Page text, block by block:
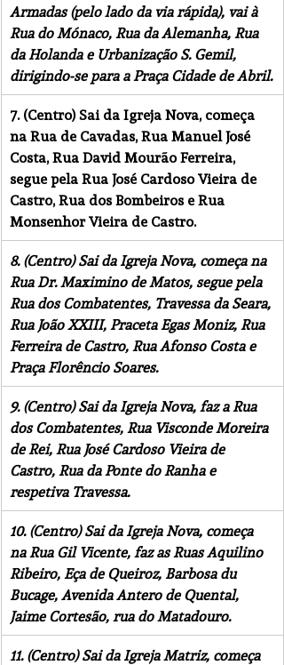
Armadas (pelo lado da via rápida), vai à
Rua do Mónaco, Rua da Alemanha, Rua
da Holanda e Urbanização S. Gemil,
dirigindo-se para a Praça Cidade de Abril.
7. (Centro) Sai da Igreja Nova, começa
na Rua de Cavadas, Rua Manuel José
Costa, Rua David Mourão Ferreira,
segue pela Rua José Cardoso Vieira de
Castro, Rua dos Bombeiros e Rua
Monsenhor Vieira de Castro.
8. (Centro) Sai da Igreja Nova, começa na
Rua Dr. Maximino de Matos, segue pela
Rua dos Combatentes, Travessa da Seara,
Rua João XXIII, Praceta Egas Moniz, Rua
Ferreira de Castro, Rua Afonso Costa e
Praça Florêncio Soares.
9. (Centro) Sai da Igreja Nova, faz a Rua
dos Combatentes, Rua Visconde Moreira
de Rei, Rua José Cardoso Vieira de
Castro, Rua da Ponte do Ranha e
respetiva Travessa.
10. (Centro) Sai da Igreja Nova, começa
na Rua Gil Vicente, faz as Ruas Aquilino
Ribeiro, Eça de Queiroz, Barbosa du
Bucage, Avenida Antero de Quental,
Jaime Cortesão, rua do Matadouro.
11. (Centro) Sai da Igreja Matriz, começa